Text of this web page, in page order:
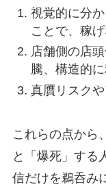
視覚的に分
ことで、稼
店舗側の店
騰、構造的
真贋リスク
これらの点から
と「爆死」する
信だけを鵜呑み